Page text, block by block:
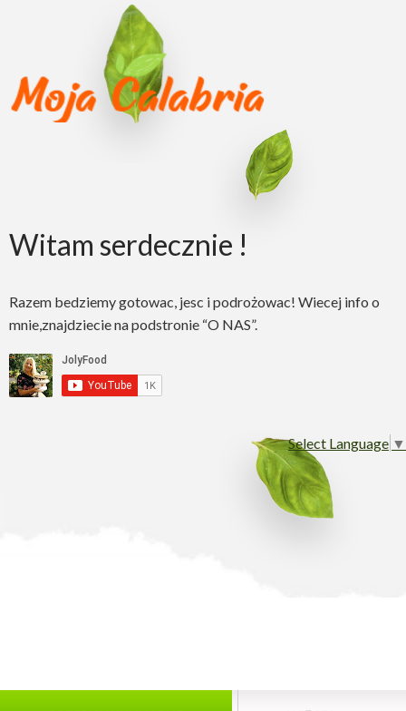
Witam serdecznie !
Razem bedziemy gotowac, jesc i podrożowac! Wiecej info o
mnie,znajdziecie na podstronie “O NAS”.
Select Language ▼